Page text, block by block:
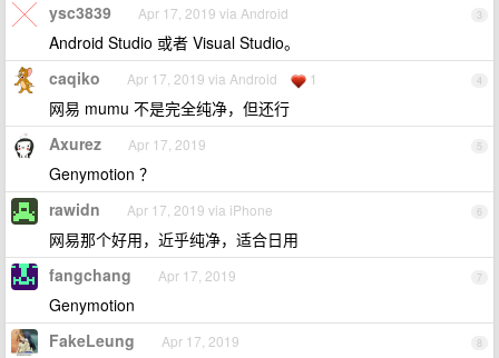
3
ysc3839 Apr 17, 2019 via Android
Android Studio 或者 Visual Studio。
4
caqiko Apr 17, 2019 via Android 1
网易 mumu 不是完全纯净，但还行
5
Axurez Apr 17, 2019
Genymotion ？
6
rawidn Apr 17, 2019 via iPhone
网易那个好用，近乎纯净，适合日用
7
fangchang Apr 17, 2019
Genymotion
8
FakeLeung Apr 17, 2019